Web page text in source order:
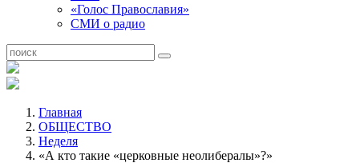
«Голос Православия»
СМИ о радио
Главная
ОБЩЕСТВО
Неделя
«А кто такие «церковные неолибералы»?»